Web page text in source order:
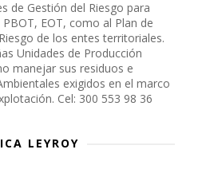
de Gestión del Riesgo para
EOT, como al Plan de
de los entes territoriales.
Unidades de Producción
manejar sus residuos e
exigidos en el marco
Cel: 300 553 98 36
LEYROY